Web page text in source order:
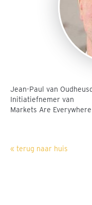
Jean-Paul van
Initiatiefnemer van
Markets Are Everywhere
« terug naar huis